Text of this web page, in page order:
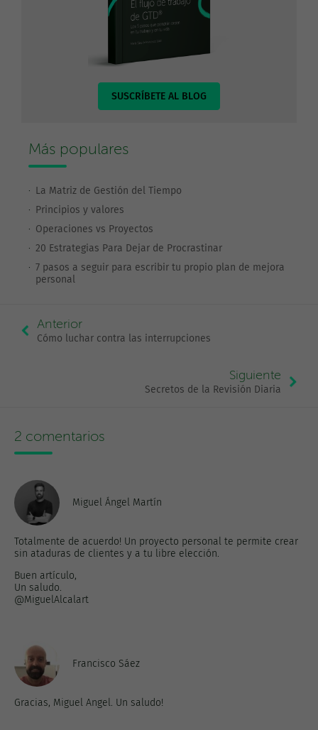
SUSCRÍBETE AL BLOG
Más populares
La Matriz de Gestión del Tiempo
Principios y valores
Operaciones vs Proyectos
20 Estrategias Para Dejar de Procrastinar
7 pasos a seguir para escribir tu propio plan de mejora
personal
Anterior
Cómo luchar contra las interrupciones
Siguiente
Secretos de la Revisión Diaria
2 comentarios
Miguel Ángel Martín
Totalmente de acuerdo! Un proyecto personal te permite crear
sin ataduras de clientes y a tu libre elección.
Buen artículo,
Un saludo.
@MiguelAlcalart
Francisco Sáez
Gracias, Miguel Angel. Un saludo!